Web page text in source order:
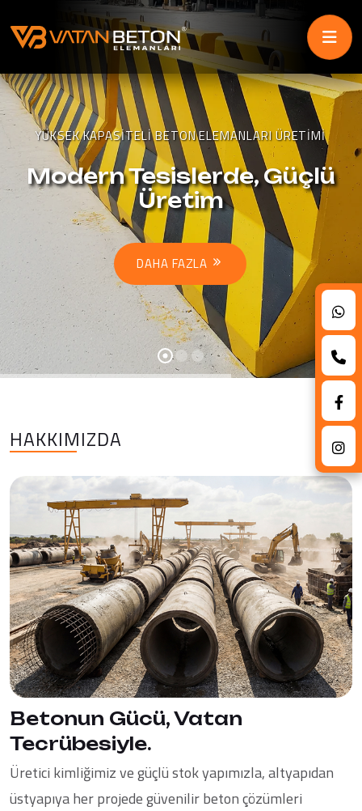
YÜKSEK KAPASITELI BETON ELEMANLARI ÜRETIMI
Modern Tesislerde, Güçlü
Üretim
DAHA FAZLA
HAKKIMIZDA
Betonun Gücü, Vatan
Tecrübesiyle.
Üretici kimliğimiz ve güçlü stok yapımızla, altyapıdan
üstyapıya her projede güvenilir beton çözümleri